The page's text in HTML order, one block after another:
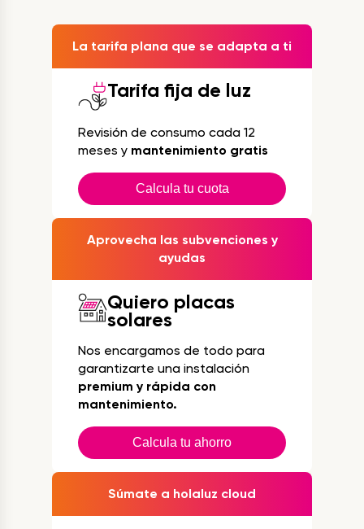
La tarifa plana que se adapta a ti
Tarifa fija de luz
Revisión de consumo cada 12
meses y mantenimiento gratis
Calcula tu cuota
Aprovecha las subvenciones y
ayudas
Quiero placas
solares
Nos encargamos de todo para
garantizarte una instalación
premium y rápida con
mantenimiento.
Calcula tu ahorro
Súmate a holaluz cloud